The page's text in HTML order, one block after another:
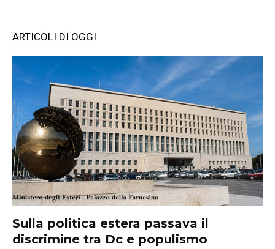
ARTICOLI DI OGGI
Sulla politica estera passava il
discrimine tra Dc e populismo